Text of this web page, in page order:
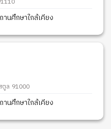
านศึกษาใกล้เคียง
ตูล 91000
านศึกษาใกล้เคียง